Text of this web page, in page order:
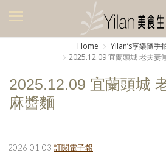
美食集
廚房集
旅遊集
Home Yilanʼs享樂隨手
2025.12.09 宜蘭頭城 老夫妻
2025.12.09 宜蘭頭城
麻醬麵
2026-01-03 訂閱電子報